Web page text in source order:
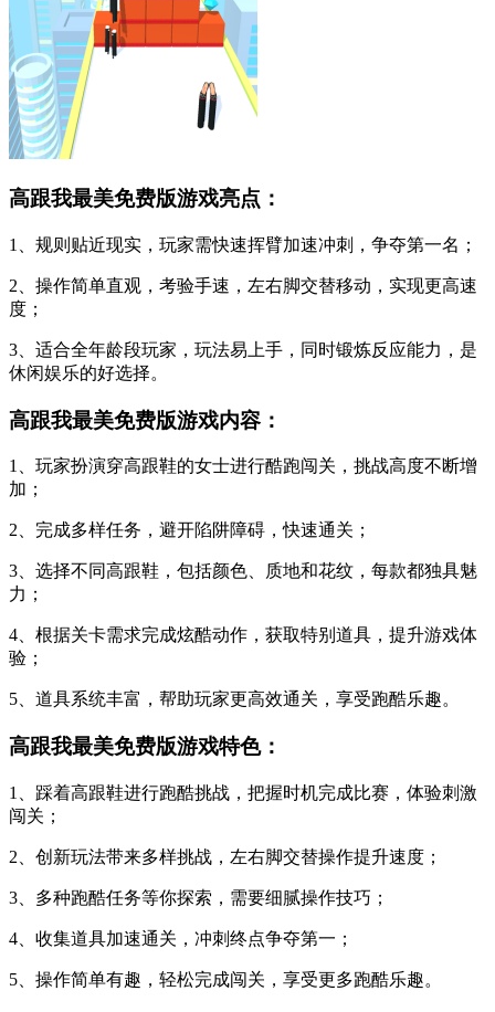
高跟我最美免费版游戏亮点：
1、规则贴近现实，玩家需快速挥臂加速冲刺，争夺第一名；
2、操作简单直观，考验手速，左右脚交替移动，实现更高速
度；
3、适合全年龄段玩家，玩法易上手，同时锻炼反应能力，是
休闲娱乐的好选择。
高跟我最美免费版游戏内容：
1、玩家扮演穿高跟鞋的女士进行酷跑闯关，挑战高度不断增
加；
2、完成多样任务，避开陷阱障碍，快速通关；
3、选择不同高跟鞋，包括颜色、质地和花纹，每款都独具魅
力；
4、根据关卡需求完成炫酷动作，获取特别道具，提升游戏体
验；
5、道具系统丰富，帮助玩家更高效通关，享受跑酷乐趣。
高跟我最美免费版游戏特色：
1、踩着高跟鞋进行跑酷挑战，把握时机完成比赛，体验刺激
闯关；
2、创新玩法带来多样挑战，左右脚交替操作提升速度；
3、多种跑酷任务等你探索，需要细腻操作技巧；
4、收集道具加速通关，冲刺终点争夺第一；
5、操作简单有趣，轻松完成闯关，享受更多跑酷乐趣。